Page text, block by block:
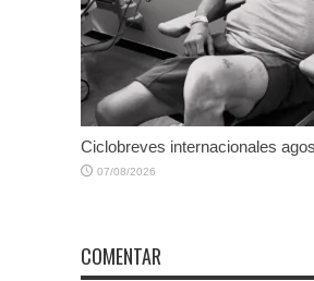
Ciclobreves internacionales
07/08/2026
COMENTAR